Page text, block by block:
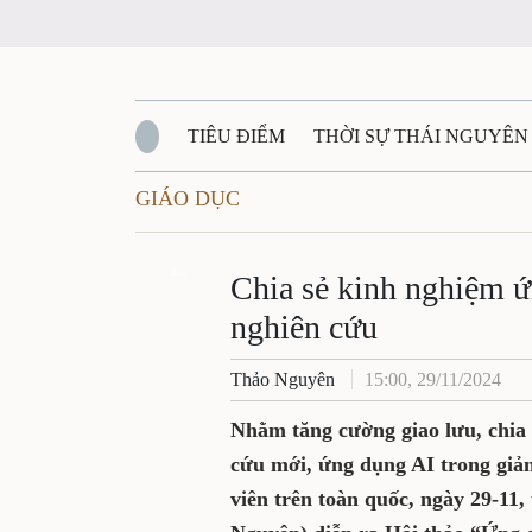
TIÊU ĐIỂM THỜI SỰ THÁI NGUYÊN
QUỐC PHÒNG - AN NINH
QUÊ HƯƠNG - ĐẤT NƯỚC QUỐC TẾ
VĂN BẢN, CHÍNH SÁCH MỚI
GIÁO DỤC
Chia sẻ kinh
dạy và nghiên cứu
Thảo Nguyên 15:00, 29/11/2024
Nhằm tăng cường giao
những kết quả nghiên
nghiên cứu giữa các nhà